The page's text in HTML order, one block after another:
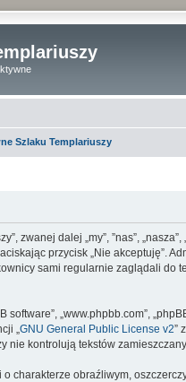
Szlaku Templariuszy
zwanej dalej „my”, ”nas”,
przycisk „Nie akceptuję”.
sami regularnie zaglądali do
software”, „www.phpbb.com”,
„GNU General Public License v2”
nie kontrolują tekstów
charakterze obraźliwym,